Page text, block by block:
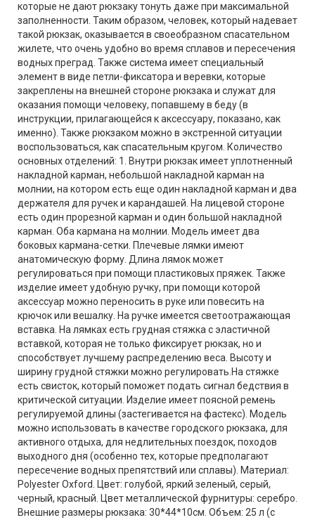
которые не дают рюкзаку тонуть даже при максимальной
заполненности. Таким образом, человек, который надевает
такой рюкзак, оказывается в своеобразном спасательном
жилете, что очень удобно во время сплавов и пересечения
водных преград. Также система имеет специальный
элемент в виде петли-фиксатора и веревки, которые
закреплены на внешней стороне рюкзака и служат для
оказания помощи человеку, попавшему в беду (в
инструкции, прилагающейся к аксессуару, показано, как
именно). Также рюкзаком можно в экстренной ситуации
воспользоваться, как спасательным кругом. Количество
основных отделений: 1. Внутри рюкзак имеет уплотненный
накладной карман, небольшой накладной карман на
молнии, на котором есть еще один накладной карман и два
держателя для ручек и карандашей. На лицевой стороне
есть один прорезной карман и один большой накладной
карман. Оба кармана на молнии. Модель имеет два
боковых кармана-сетки. Плечевые лямки имеют
анатомическую форму. Длина лямок может
регулироваться при помощи пластиковых пряжек. Также
изделие имеет удобную ручку, при помощи которой
аксессуар можно переносить в руке или повесить на
крючок или вешалку. На ручке имеется светоотражающая
вставка. На лямках есть грудная стяжка с эластичной
вставкой, которая не только фиксирует рюкзак, но и
способствует лучшему распределению веса. Высоту и
ширину грудной стяжки можно регулировать.На стяжке
есть свисток, который поможет подать сигнал бедствия в
критической ситуации. Изделие имеет поясной ремень
регулируемой длины (застегивается на фастекс). Модель
можно использовать в качестве городского рюкзака, для
активного отдыха, для недлительных поездок, походов
выходного дня (особенно тех, которые предполагают
пересечение водных препятствий или сплавы). Материал:
Polyester Oxford. Цвет: голубой, яркий зеленый, серый,
черный, красный. Цвет металлической фурнитуры: серебро.
Внешние размеры рюкзака: 30*44*10см. Объем: 25 л (с